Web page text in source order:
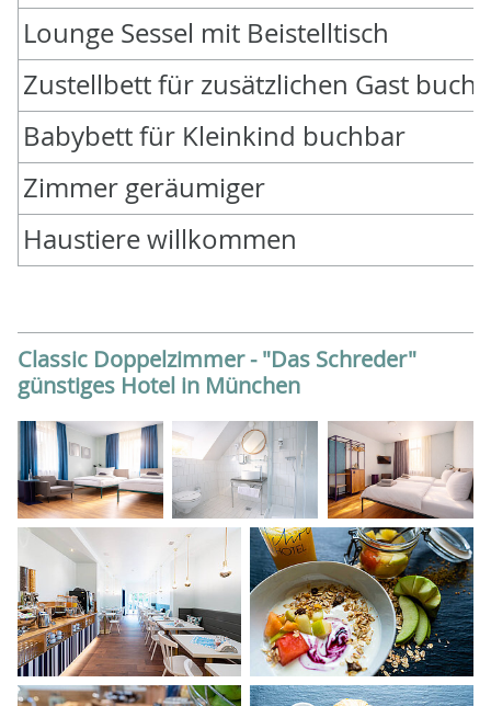
Lounge Sessel mit Beistelltisch
Zustellbett für zusätzlichen Gast
Babybett für Kleinkind buchbar
Zimmer geräumiger
Haustiere willkommen
Classic Doppelzimmer - "Das Schreder"
günstiges Hotel in München